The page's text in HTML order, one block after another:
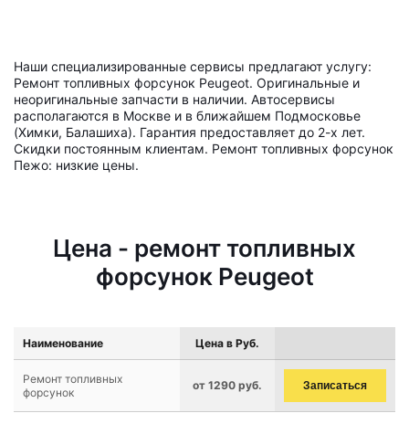
Наши специализированные сервисы предлагают услугу:
Ремонт топливных форсунок Peugeot. Оригинальные и
неоригинальные запчасти в наличии. Автосервисы
располагаются в Москве и в ближайшем Подмосковье
(Химки, Балашиха). Гарантия предоставляет до 2-х лет.
Скидки постоянным клиентам. Ремонт топливных форсунок
Пежо: низкие цены.
Цена - ремонт топливных
форсунок Peugeot
Наименование Цена в Руб.
Ремонт топливных
форсунок
от 1290 руб. Записаться